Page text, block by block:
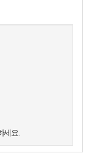
세요.